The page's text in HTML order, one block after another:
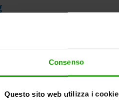
Consenso
Questo sito web utilizza i cookie
23